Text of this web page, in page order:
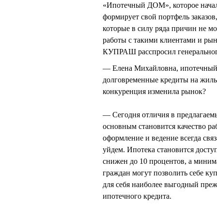
«Ипотечный ДОМ», которое
формирует свой портфель
которые в силу ряда причин не
работы с такими клиентами и
КУПРАШ расспросил
— Елена Михайловна, ипотечный
долговременные кредиты на
конкуренция изменила рынок?
— Сегодня отличия в
основным становится качество
оформление и ведение всегда
уйдем. Ипотека становится
снижен до 10 процентов, а
граждан могут позволить себе
для себя наиболее выгодный
ипотечного кредита.